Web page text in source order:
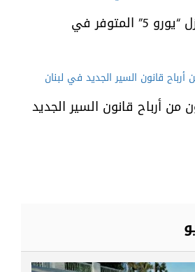
ما هو وقود الديزل “يورو 5” المتوفر في
من أرباح قانون السير الجديد